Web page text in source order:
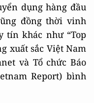
dụng hàng đầu
đồng thời vinh
tín khác như “Top
xuất sắc Việt Nam
và Tổ chức Báo
Report) bình